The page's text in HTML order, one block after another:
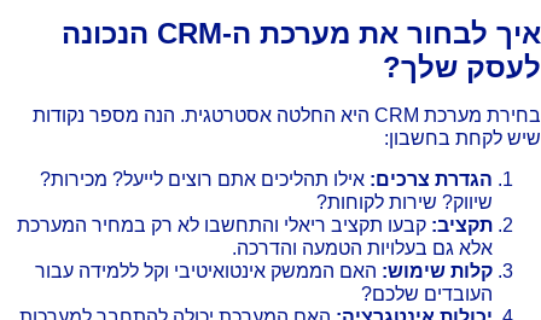
איך לבחור את מערכת ה-CRM הנכונה
שלך?
בחירת מערכת CRM היא החלטה אסטרטגית. הנה מספר נקודות
לקחת בחשבון:
הגדרת צרכים:אילו תהליכים אתם רוצים לייעל? מכירות?
שיווק? שירות לקוחות?
תקציב:קבעו תקציב ריאלי והתחשבו לא רק במחיר המערכת
אלא גם בעלויות הטמעה והדרכה.
קלות שימוש:האם הממשק אינטואיטיבי וקל ללמידה עבור
העובדים שלכם?